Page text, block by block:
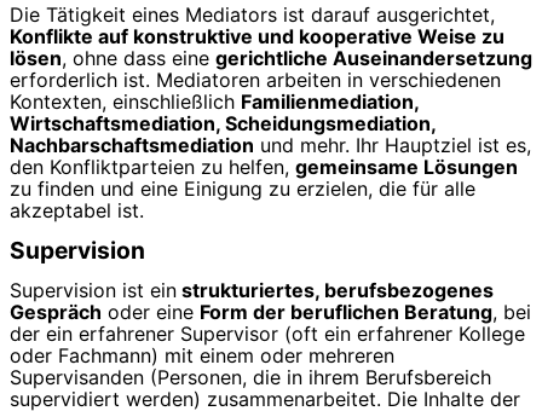
Die Tätigkeit eines Mediators ist darauf ausgerichtet,
Konflikte auf konstruktive und kooperative Weise zu
lösen, ohne dass eine gerichtliche Auseinandersetzung
erforderlich ist. Mediatoren arbeiten in verschiedenen
Kontexten, einschließlich Familienmediation,
Wirtschaftsmediation, Scheidungsmediation,
Nachbarschaftsmediation und mehr. Ihr Hauptziel ist es,
den Konfliktparteien zu helfen, gemeinsame Lösungen
zu finden und eine Einigung zu erzielen, die für alle
akzeptabel ist.
Supervision
Supervision ist ein strukturiertes, berufsbezogenes
Gespräch oder eine Form der beruflichen Beratung, bei
der ein erfahrener Supervisor (oft ein erfahrener Kollege
oder Fachmann) mit einem oder mehreren
Supervisanden (Personen, die in ihrem Berufsbereich
supervidiert werden) zusammenarbeitet. Die Inhalte der